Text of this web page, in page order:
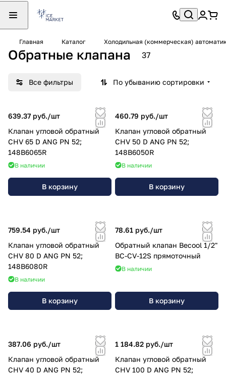
Главная Каталог Холодильная (коммерческая)
Обратные клапана 37
Все фильтры По убыванию сортировки
639.37 руб./шт
Клапан угловой обратный
CHV 65 D ANG PN 52;
148B6065R
В наличии
В корзину
460.79 руб./шт
Клапан угловой обратный
CHV 50 D ANG PN 52;
148B6050R
В наличии
В корзину
759.54 руб./шт
Клапан угловой обратный
CHV 80 D ANG PN 52;
148B6080R
В наличии
В корзину
78.61 руб./шт
Обратный клапан Becool 1/2"
BC-CV-12S прямоточный
В наличии
В корзину
387.06 руб./шт
Клапан угловой обратный
CHV 40 D ANG PN 52;
1 184.82 руб./шт
Клапан угловой обратный
CHV 100 D ANG PN 52;